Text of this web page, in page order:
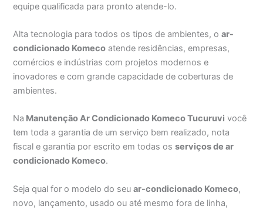
equipe qualificada para pronto atende-lo.
Alta tecnologia para todos os tipos de ambientes, oar-
condicionado Komeco atende residências, empresas,
comércios e indústrias com projetos modernos e
inovadores e com grande capacidade de coberturas de
ambientes.
Na Manutenção Ar Condicionado Komeco Tucuruvi você
tem toda a garantia de um serviço bem realizado, nota
fiscal e garantia por escrito em todas osserviços de ar
condicionado Komeco.
Seja qual for o modelo do seuar-condicionado Komeco,
novo, lançamento, usado ou até mesmo fora de linha,